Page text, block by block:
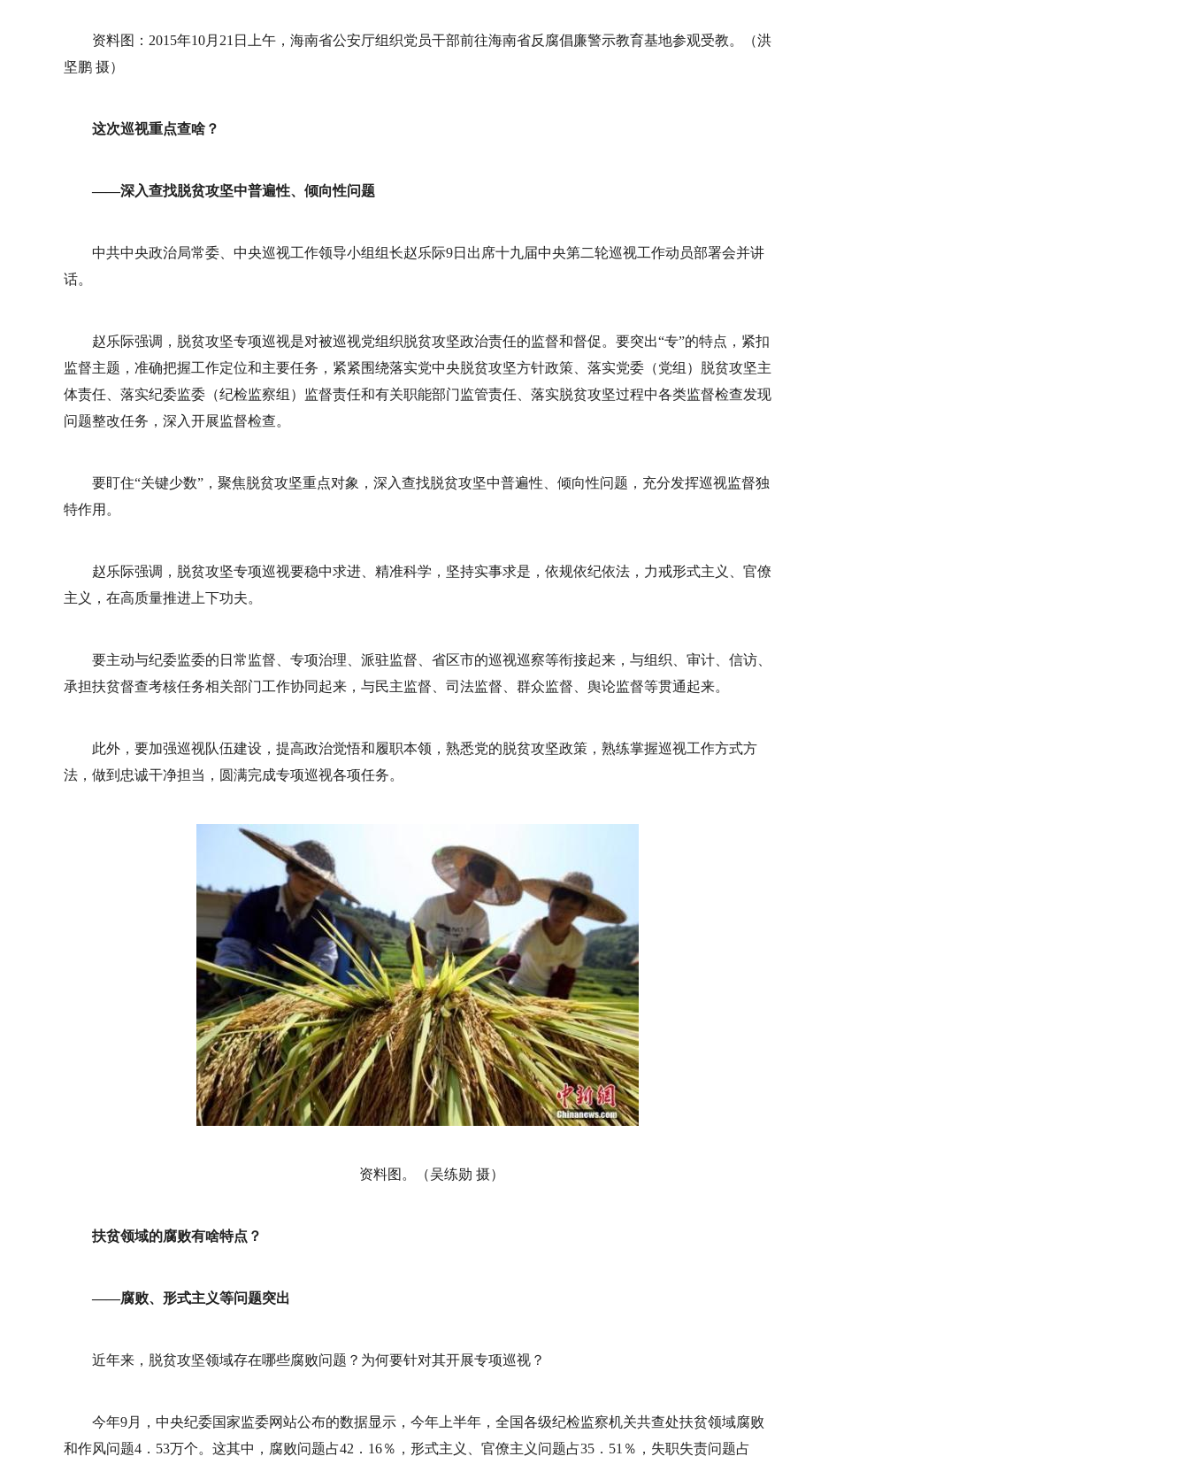
资料图：2015年10月21日上午，海南省公安厅组织党员干部前往海南省反腐倡廉警示教育基地参观受教。（洪
坚鹏 摄）
这次巡视重点查啥？
——深入查找脱贫攻坚中普遍性、倾向性问题
中共中央政治局常委、中央巡视工作领导小组组长赵乐际9日出席十九届中央第二轮巡视工作动员部署会并讲
话。
赵乐际强调，脱贫攻坚专项巡视是对被巡视党组织脱贫攻坚政治责任的监督和督促。要突出“专”的特点，紧扣
监督主题，准确把握工作定位和主要任务，紧紧围绕落实党中央脱贫攻坚方针政策、落实党委（党组）脱贫攻坚主
体责任、落实纪委监委（纪检监察组）监督责任和有关职能部门监管责任、落实脱贫攻坚过程中各类监督检查发现
问题整改任务，深入开展监督检查。
要盯住“关键少数”，聚焦脱贫攻坚重点对象，深入查找脱贫攻坚中普遍性、倾向性问题，充分发挥巡视监督独
特作用。
赵乐际强调，脱贫攻坚专项巡视要稳中求进、精准科学，坚持实事求是，依规依纪依法，力戒形式主义、官僚
主义，在高质量推进上下功夫。
要主动与纪委监委的日常监督、专项治理、派驻监督、省区市的巡视巡察等衔接起来，与组织、审计、信访、
承担扶贫督查考核任务相关部门工作协同起来，与民主监督、司法监督、群众监督、舆论监督等贯通起来。
此外，要加强巡视队伍建设，提高政治觉悟和履职本领，熟悉党的脱贫攻坚政策，熟练掌握巡视工作方式方
法，做到忠诚干净担当，圆满完成专项巡视各项任务。
资料图。（吴练勋 摄）
扶贫领域的腐败有啥特点？
——腐败、形式主义等问题突出
近年来，脱贫攻坚领域存在哪些腐败问题？为何要针对其开展专项巡视？
今年9月，中央纪委国家监委网站公布的数据显示，今年上半年，全国各级纪检监察机关共查处扶贫领域腐败
和作风问题4．53万个。这其中，腐败问题占42．16％，形式主义、官僚主义问题占35．51％，失职失责问题占